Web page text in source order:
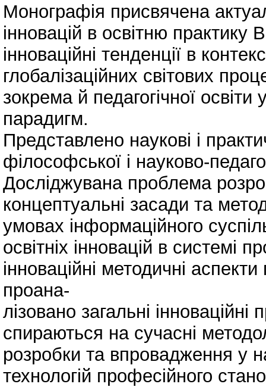
Монографія присвячена
інновацій в освітню практику
інноваційні тенденції в
глобалізаційних світових
зокрема й педагогічної
парадигм.
Представлено наукові і
філософської і науково-
Досліджувана проблема
концептуальні засади та
умовах інформаційного
освітніх інновацій в системі
інноваційні методичні
проана-
лізовано загальні
спираються на сучасні
розробки та впровадження у
технологій професійного